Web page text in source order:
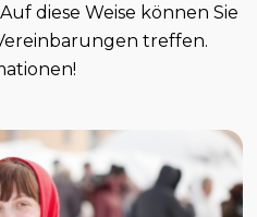
diese Weise können Sie
treffen.